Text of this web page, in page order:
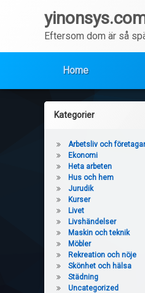
Eftersom dom är så
Home
Kategorier
Arbetsliv och
Ekonomi
Heta arbeten
Hus och hem
Jurudik
Kurser
Livet
Livshändelser
Maskin och teknik
Möbler
Rekreation och nöje
Skönhet och hälsa
Städning
Uncategorized